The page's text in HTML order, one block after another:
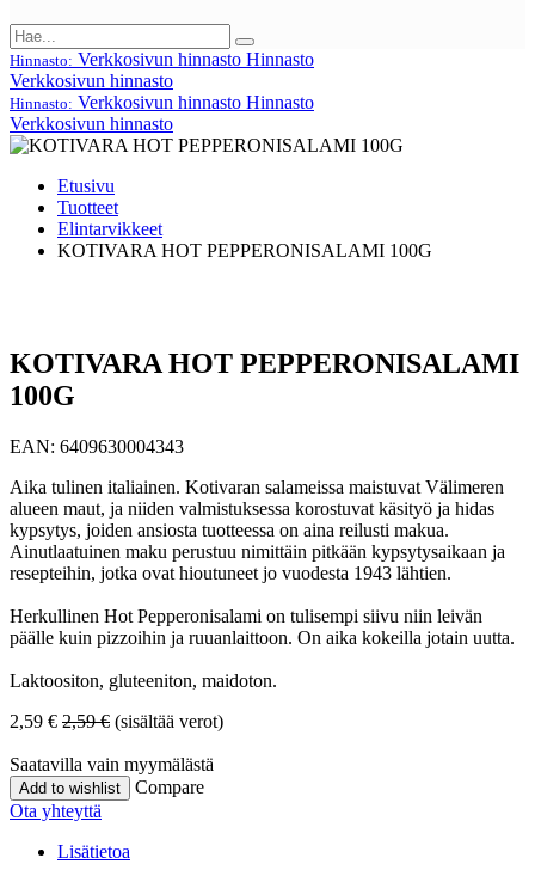
Hinnasto: Verkkosivun hinnasto Hinnasto
Verkkosivun hinnasto
Hinnasto: Verkkosivun hinnasto Hinnasto
Verkkosivun hinnasto
Etusivu
Tuotteet
Elintarvikkeet
KOTIVARA HOT PEPPERONISALAMI 100G
KOTIVARA HOT PEPPERONISALAMI
100G
EAN: 6409630004343
Aika tulinen italiainen. Kotivaran salameissa maistuvat Välimeren
alueen maut, ja niiden valmistuksessa korostuvat käsityö ja hidas
kypsytys, joiden ansiosta tuotteessa on aina reilusti makua.
Ainutlaatuinen maku perustuu nimittäin pitkään kypsytysaikaan ja
resepteihin, jotka ovat hioutuneet jo vuodesta 1943 lähtien.
Herkullinen Hot Pepperonisalami on tulisempi siivu niin leivän
päälle kuin pizzoihin ja ruuanlaittoon. On aika kokeilla jotain uutta.
Laktoositon, gluteeniton, maidoton.
2,59 € 2,59€ (sisältää verot)
Saatavilla vain myymälästä
Add to wishlist
Compare
Ota yhteyttä
Lisätietoa